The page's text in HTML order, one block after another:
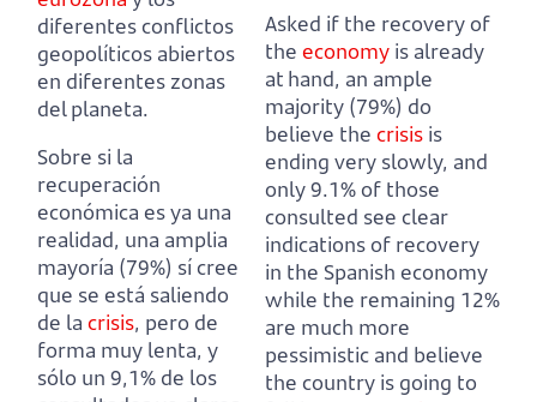
diferentes conflictos
geopolíticos abiertos
en diferentes zonas
del planeta.
Sobre si la
recuperación
económica es ya una
realidad, una amplia
mayoría (79%) sí cree
que se está saliendo
de la crisis, pero de
forma muy lenta, y
sólo un 9,1% de los
Asked if the recovery of
the economy is already
at hand, an ample
majority (79%) do
believe the crisis is
ending very slowly, and
only 9.1% of those
consulted see clear
indications of recovery
in the Spanish economy
while the remaining 12%
are much more
pessimistic and believe
the country is going to